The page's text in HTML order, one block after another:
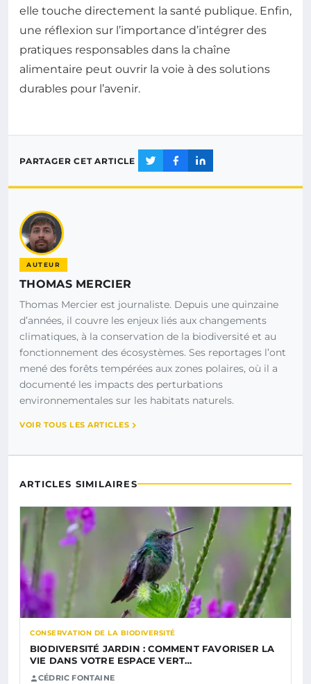
elle touche directement la santé publique. Enfin,
une réflexion sur l’importance d’intégrer des
pratiques responsables dans la chaîne
alimentaire peut ouvrir la voie à des solutions
durables pour l’avenir.
PARTAGER CET ARTICLE
AUTEUR
THOMAS MERCIER
Thomas Mercier est journaliste. Depuis une quinzaine
d’années, il couvre les enjeux liés aux changements
climatiques, à la conservation de la biodiversité et au
fonctionnement des écosystèmes. Ses reportages l’ont
mené des forêts tempérées aux zones polaires, où il a
documenté les impacts des perturbations
environnementales sur les habitats naturels.
VOIR TOUS LES ARTICLES
ARTICLES SIMILAIRES
CONSERVATION DE LA BIODIVERSITÉ
BIODIVERSITÉ JARDIN : COMMENT FAVORISER LA
VIE DANS VOTRE ESPACE VERT…
CÉDRIC FONTAINE